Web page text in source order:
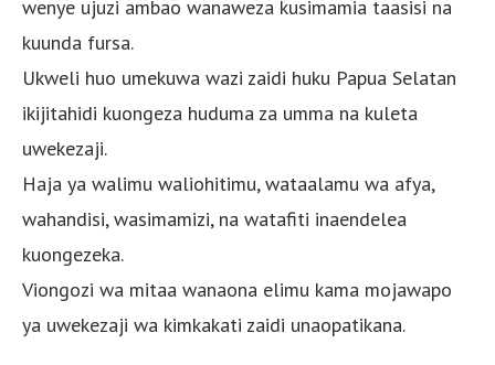
wenye ujuzi ambao wanaweza kusimamia taasisi na
kuunda fursa.
Ukweli huo umekuwa wazi zaidi huku Papua Selatan
ikijitahidi kuongeza huduma za umma na kuleta
uwekezaji.
Haja ya walimu waliohitimu, wataalamu wa afya,
wahandisi, wasimamizi, na watafiti inaendelea
kuongezeka.
Viongozi wa mitaa wanaona elimu kama mojawapo
ya uwekezaji wa kimkakati zaidi unaopatikana.